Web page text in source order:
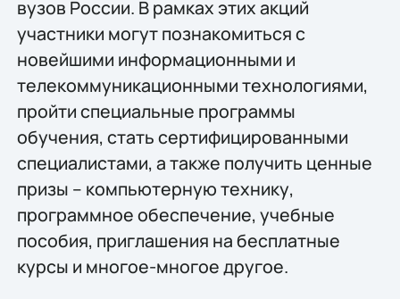
вузов России. В рамках этих акций
участники могут познакомиться с
новейшими информационными и
телекоммуникационными технологиями,
пройти специальные программы
обучения, стать сертифицированными
специалистами, а также получить ценные
призы – компьютерную технику,
программное обеспечение, учебные
пособия, приглашения на бесплатные
курсы и многое-многое другое.